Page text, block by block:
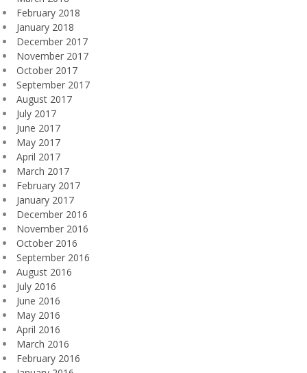
February 2018
January 2018
December 2017
November 2017
October 2017
September 2017
August 2017
July 2017
June 2017
May 2017
April 2017
March 2017
February 2017
January 2017
December 2016
November 2016
October 2016
September 2016
August 2016
July 2016
June 2016
May 2016
April 2016
March 2016
February 2016